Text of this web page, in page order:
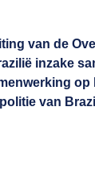
van de
inzake
op
van